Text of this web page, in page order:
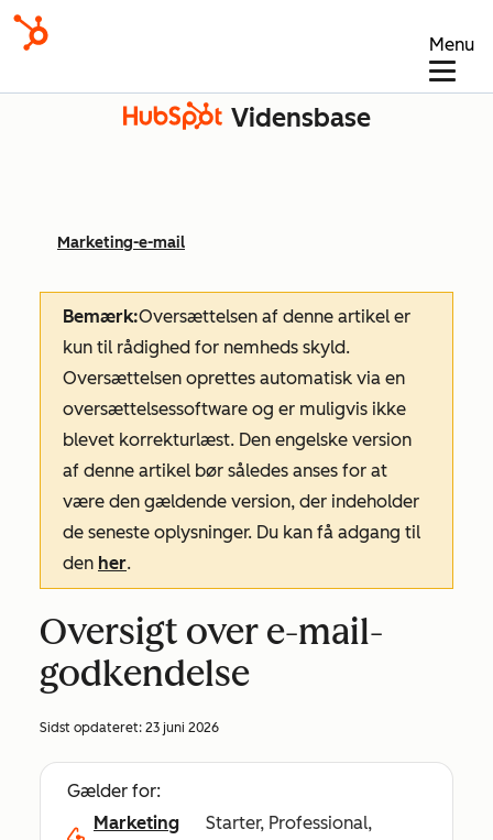
Menu
Vidensbase
Marketing-e-mail
Bemærk:Oversættelsen af denne artikel er
kun til rådighed for nemheds skyld.
Oversættelsen oprettes automatisk via en
oversættelsessoftware og er muligvis ikke
blevet korrekturlæst. Den engelske version
af denne artikel bør således anses for at
være den gældende version, der indeholder
de seneste oplysninger. Du kan få adgang til
den her.
Oversigt over e-mail-
godkendelse
Sidst opdateret: 23 juni 2026
Gælder for:
Marketing
Starter, Professional,